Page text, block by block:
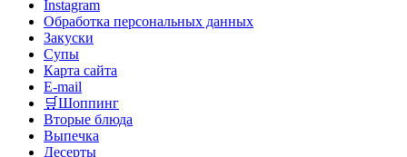
Instagram
Обработка персональных данных
Закуски
Супы
Карта сайта
E-mail
🛒Шоппинг
Вторые блюда
Выпечка
Десерты